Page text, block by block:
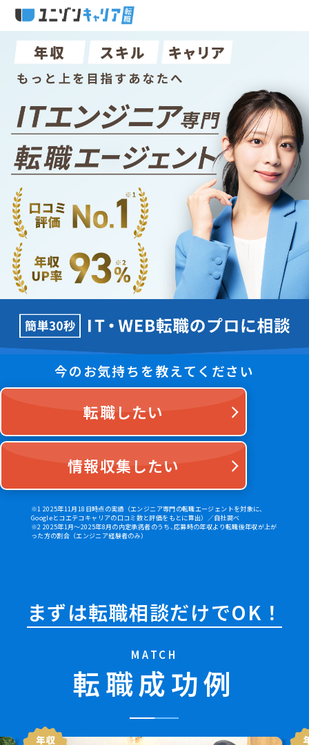
今のお気持ちを教えてください
転職したい
情報収集したい
※1 2025年11月18日時点の実績（エンジニア専門の転職エージェントを対象に、
Googleとコエテコキャリアの口コミ数と評価をもとに算出）／自社調べ
※2 2025年1月～2025年8月の内定承諾者のうち､応募時の年収より転職後年収が上が
った方の割合（エンジニア経験者のみ）
まずは転職相談だけでOK！
MATCH
転職成功例